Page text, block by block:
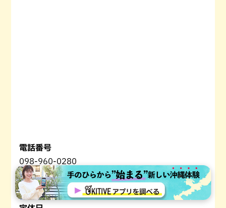
電話番号
098-960-0280
営業時間
11時30分～15時、18時～21時